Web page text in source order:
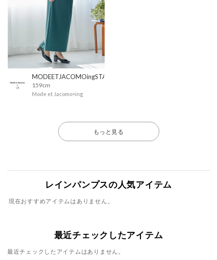
MODEETJACOMOingSTAFF
159cm
Mode et Jacomo×ing
もっと見る
レインパンプスの人気アイテム
現在おすすめアイテムはありません。
最近チェックしたアイテム
最近チェックしたアイテムはありません。